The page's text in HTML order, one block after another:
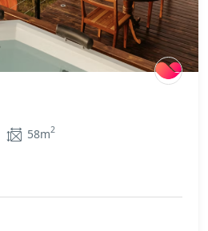
58m2